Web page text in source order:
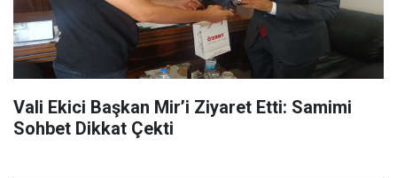
Vali Ekici Başkan Mir’i Ziyaret Etti: Samimi
Sohbet Dikkat Çekti